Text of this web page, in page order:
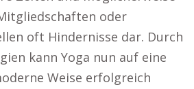
oder
oft Hindernisse dar. Durch
kann Yoga nun auf eine
Weise erfolgreich